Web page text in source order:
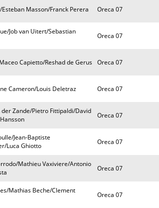
Masson/Franck Perera Oreca 07
Job van Uitert/Sebastian
Oreca 07
Capietto/Reshad de Gerus Oreca 07
Cameron/Louis Deletraz Oreca 07
der Zande/Pietro Fittipaldi/David
Oreca 07
Jean-Baptiste
Luca Ghiotto
Oreca 07
Mathieu Vaxiviere/Antonio
Oreca 07
Mathias Beche/Clement
Oreca 07